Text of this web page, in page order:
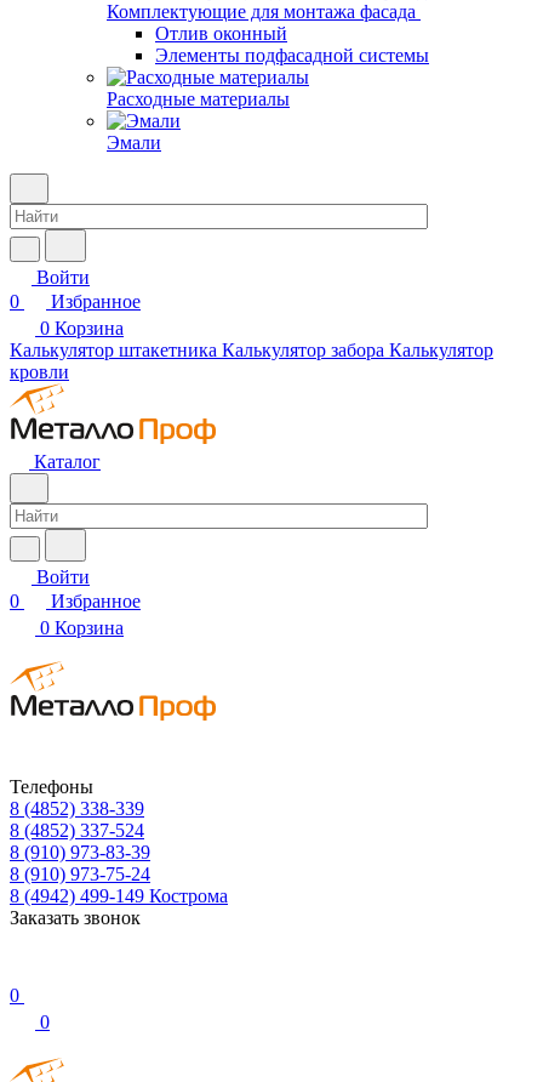
Комплектующие для монтажа фасада
Отлив оконный
Элементы подфасадной системы
Расходные материалы
Эмали
Войти
0
Избранное
0 Корзина
Калькулятор штакетника Калькулятор забора Калькулятор
кровли
Каталог
Войти
0
Избранное
0 Корзина
Телефоны
8 (4852) 338-339
8 (4852) 337-524
8 (910) 973-83-39
8 (910) 973-75-24
8 (4942) 499-149 Кострома
Заказать звонок
0
0